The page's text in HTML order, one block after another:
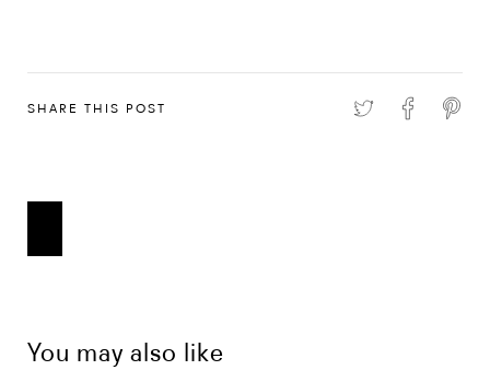
SHARE THIS POST
You may also like